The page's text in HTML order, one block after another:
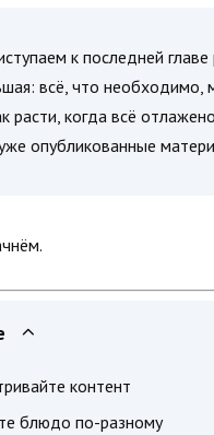
к последней
всё, что
расти, когда всё
опубликованные
контент
блюдо по-разному